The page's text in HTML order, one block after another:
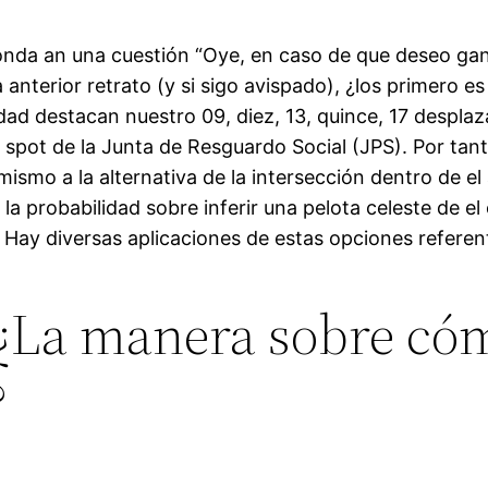
an una cuestión “Oye, en caso de que deseo
retrato (y si sigo avispado), ¿los primero
destacan nuestro 09, diez, 13, quince, 17
de la Junta de Resguardo Social (JPS). Por
a la alternativa de la intersección dentro de
probabilidad sobre inferir una pelota celeste de
diversas aplicaciones de estas opciones
manera sobre